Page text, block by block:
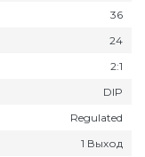
36
24
2:1
DIP
Regulated
1 Выход